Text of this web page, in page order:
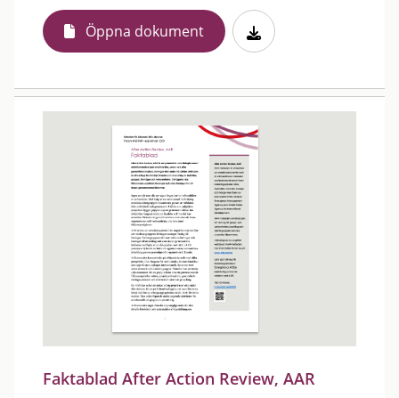
Öppna dokument
Faktablad After Action Review, AAR